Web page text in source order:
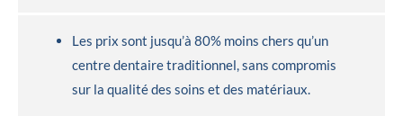
Les prix sont jusqu’à 80% moins chers qu’un
centre dentaire traditionnel, sans compromis
sur la qualité des soins et des matériaux.